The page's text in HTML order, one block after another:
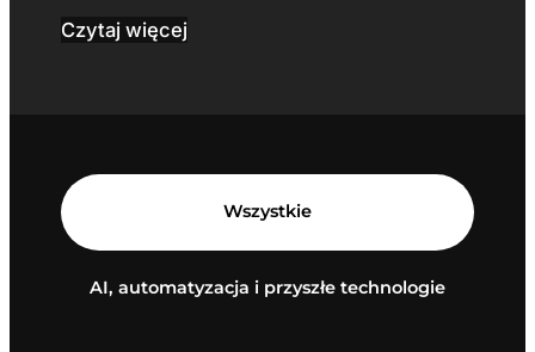
Czytaj więcej
Wszystkie
AI, automatyzacja i przyszłe technologie